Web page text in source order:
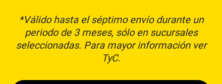
*Válido hasta el séptimo envío durante un
periodo de 3 meses, sólo en sucursales
seleccionadas. Para mayor información ver
TyC.